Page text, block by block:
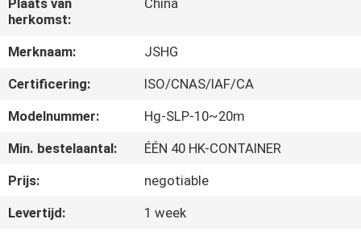
SHOW
ONGEVEER
ONS
FABRIEKSREIS
KWALITEITSCONTROLE
Plaats van
herkomst:
China
Merknaam:
JSHG
Certificering:
ISO/CNAS/IAF/CA
Modelnummer:
Hg-SLP-10~20m
Min. bestelaantal:
ÉÉN 40 HK-CONTAINER
Prijs:
negotiable
Levertijd:
1 week